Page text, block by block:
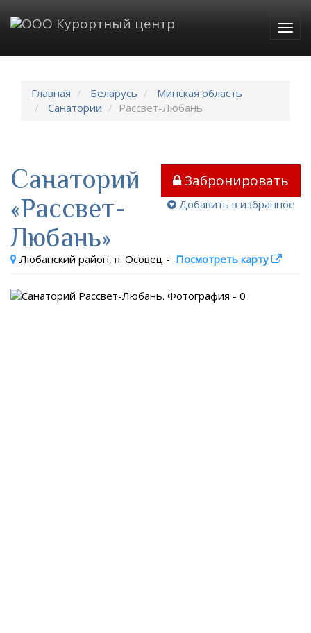
Главная Беларусь
Минская область
Санатории
Рассвет-Любань
Забронировать
Добавить в избранное
Санаторий
«Рассвет-
Любань»
Любанский район, п. Осовец - Посмотреть карту